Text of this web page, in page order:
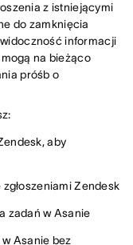
z istniejącymi
do zamknięcia
informacji
na bieżąco
próśb o
aby
Zendesk
zadań w Asanie
Asanie bez